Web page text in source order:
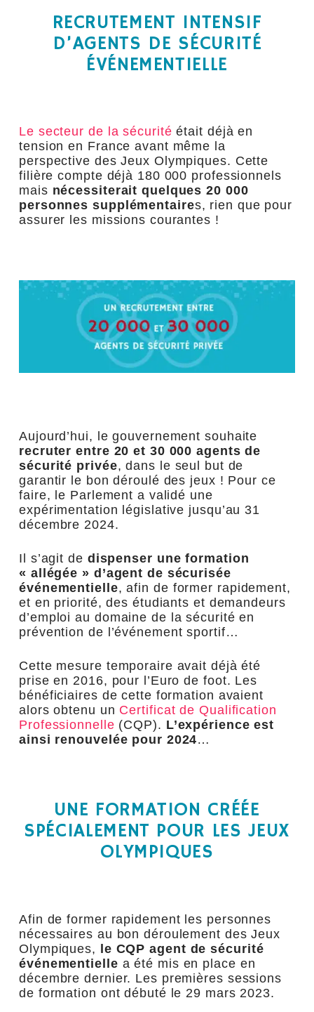
RECRUTEMENT INTENSIF
D’AGENTS DE SÉCURITÉ
ÉVÉNEMENTIELLE
Le secteur de la sécurité était déjà en
tension en France avant même la
perspective des Jeux Olympiques. Cette
filière compte déjà 180 000 professionnels
mais nécessiterait quelques 20 000
personnes supplémentaires, rien que pour
assurer les missions courantes !
Aujourd’hui, le gouvernement souhaite
recruter entre 20 et 30 000 agents de
sécurité privée, dans le seul but de
garantir le bon déroulé des jeux ! Pour ce
faire, le Parlement a validé une
expérimentation législative jusqu’au 31
décembre 2024.
Il s’agit de dispenser une formation
« allégée » d’agent de sécurisée
événementielle, afin de former rapidement,
et en priorité, des étudiants et demandeurs
d’emploi au domaine de la sécurité en
prévention de l’événement sportif…
Cette mesure temporaire avait déjà été
prise en 2016, pour l’Euro de foot. Les
bénéficiaires de cette formation avaient
alors obtenu un Certificat de Qualification
Professionnelle (CQP). L’expérience est
ainsi renouvelée pour 2024…
UNE FORMATION CRÉÉE
SPÉCIALEMENT POUR LES JEUX
OLYMPIQUES
Afin de former rapidement les personnes
nécessaires au bon déroulement des Jeux
Olympiques, le CQP agent de sécurité
événementielle a été mis en place en
décembre dernier. Les premières sessions
de formation ont débuté le 29 mars 2023.